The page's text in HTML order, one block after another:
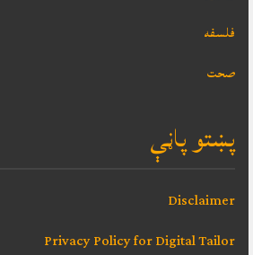
فلسفه
صحت
پښتو پاڼې
Disclaimer
Privacy Policy for Digital Tailor